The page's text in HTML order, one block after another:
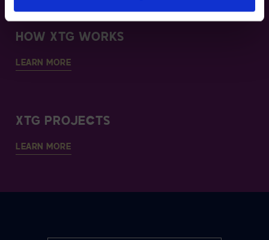
HOW XTG WORKS
LEARN MORE
XTG PROJECTS
LEARN MORE